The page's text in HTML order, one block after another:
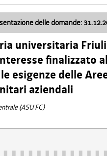
delle domande:
universitaria Friuli
finalizzato
esigenze delle
aziendali
(ASU FC)